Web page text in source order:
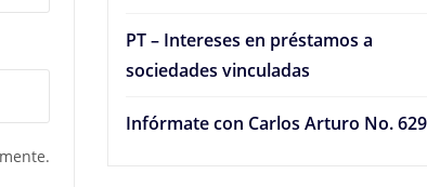
PT – Intereses en préstamos a
sociedades vinculadas
Infórmate con Carlos Arturo No. 629